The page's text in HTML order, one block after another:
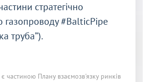
стратегічно
газопроводу #BalticPipe
труба”).
частиною Плану взаємозв'язку ринків